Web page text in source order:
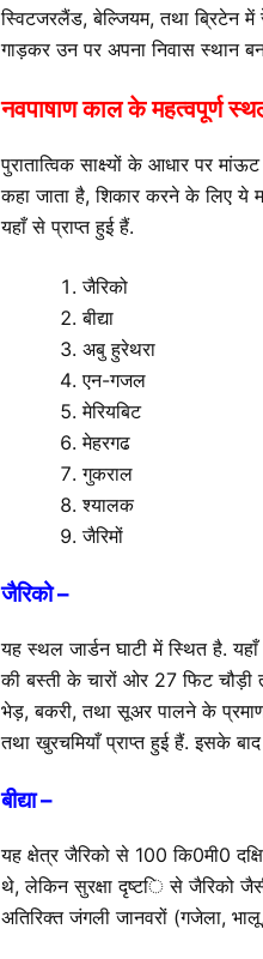
स्विटजरलैंड, बेल्जियम, तथा ब्रिटेन
गाड़कर उन पर अपना निवास स्थान
नवपाषाण काल के महत्वपूर्ण
पुरातात्विक साक्ष्यों के आधार पर
कहा जाता है, शिकार करने के लिए
यहाँ से प्राप्त हुई हैं.
जैरिको
बीद्या
अबु हुरेथरा
एन-गजल
मेरियबिट
मेहरगढ
गुकराल
श्यालक
जैरिमों
जैरिको –
यह स्थल जार्डन घाटी में स्थित है.
की बस्ती के चारों ओर 27 फिट चौड़ी
भेड़, बकरी, तथा सूअर पालने के
तथा खुरचमियाँ प्राप्त हुई हैं. इसके
बीद्या –
यह क्षेत्र जैरिको से 100 कि0मी0
थे, लेकिन सुरक्षा दृष्टि से जैरिको
अतिरिक्त जंगली जानवरों (गजेला,